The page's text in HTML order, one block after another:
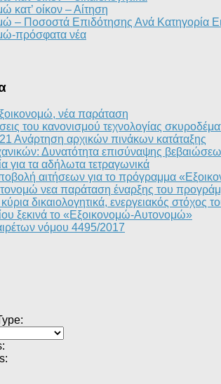
κατ’ οίκον – Αίτηση
– Ποσοστά Επιδότησης Ανά Κατηγορία
πρόσφατα νέα
νέα παράταση
του κανονισμού τεχνολογίας
Ανάρτηση αρχικών πινάκων κατάταξης
Δυνατότητα επισύναψης
για τα αδήλωτα τετραγωνικά
αιτήσεων για το πρόγραμμα
νεα παράταση έναρξης του
δικαιολογητικά, ενεργειακός στόχος
ξεκινά το «Εξοικονομώ-Αυτονομώ»
νόμου 4495/2017
:
:
: